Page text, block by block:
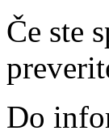
Če ste
Do